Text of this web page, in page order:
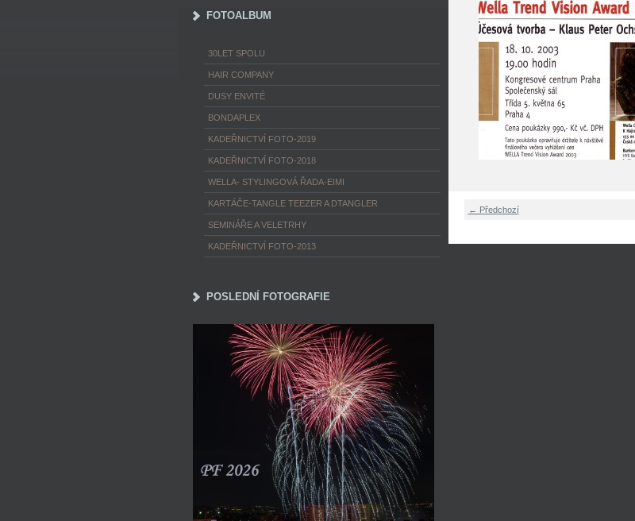
← Předchozí
FOTOALBUM
30LET SPOLU
HAIR COMPANY
DUSY ENVITÉ
BONDAPLEX
KADEŘNICTVÍ FOTO-2019
KADEŘNICTVÍ FOTO-2018
WELLA- STYLINGOVÁ ŘADA-EIMI
KARTÁČE-TANGLE TEEZER A DTANGLER
SEMINÁŘE A VELETRHY
KADEŘNICTVÍ FOTO-2013
POSLEDNÍ FOTOGRAFIE